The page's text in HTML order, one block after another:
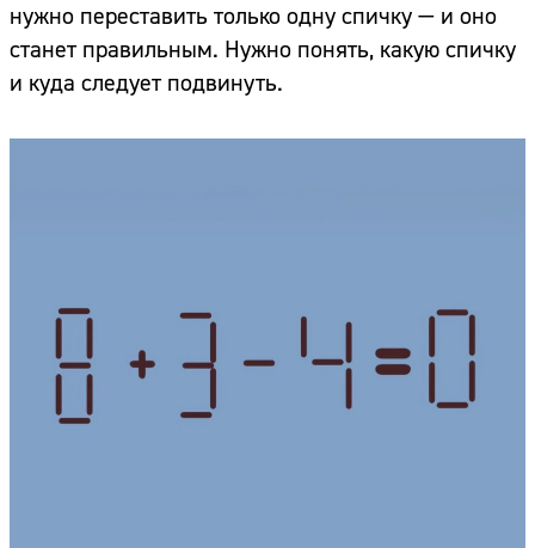
нужно переставить только одну спичку — и оно
станет правильным. Нужно понять, какую спичку
и куда следует подвинуть.